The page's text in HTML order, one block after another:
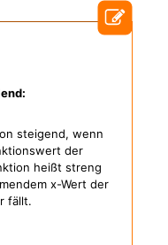
steigend, wenn
der
heißt streng
x-Wert der
fällt.